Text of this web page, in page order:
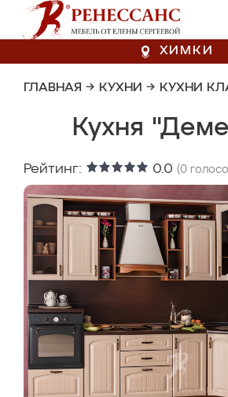
ХИМКИ
ГЛАВНАЯ → КУХНИ → КУХНИ
Кухня
Рейтинг: 0.0 (0